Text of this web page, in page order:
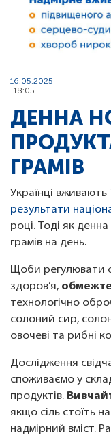
16.05.2025
18:05
ДЕННА
ГРАМІВ
Українці вживають
результати
році. Тоді як
грамів на день.
Щоби регулювати
здоров’я, обмежте
технологічно
солоний сир,
овочеві та рибні
Дослідження
споживаємо у
продуктів.
якщо сіль стоїть
надмірний вміст.